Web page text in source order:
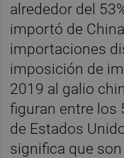
alrededor del
importó de
importaciones
imposición de
2019 al galio
figuran entre los
de Estados
significa que